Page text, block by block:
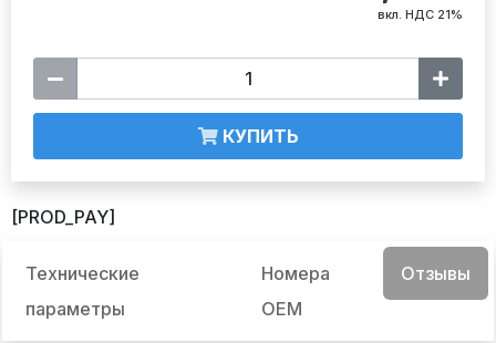
вкл. НДС 21%
КУПИТЬ
[PROD_PAY]
Технические
параметры
Номера
OEM
Отзывы